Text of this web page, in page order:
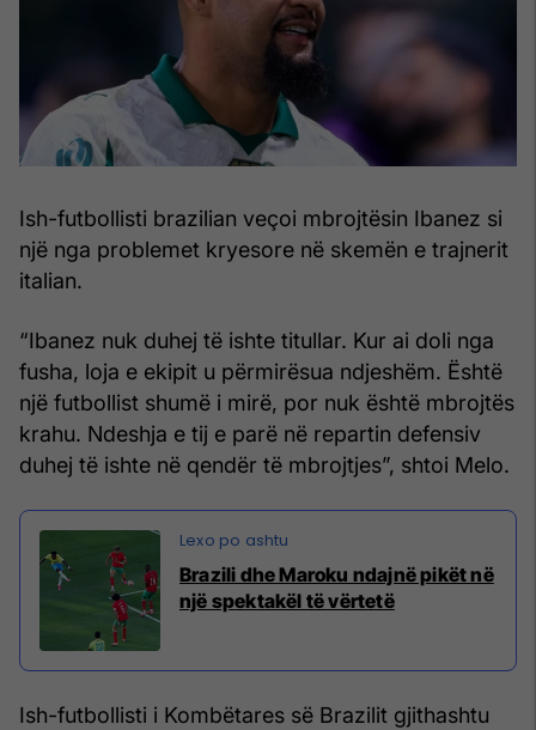
Ish-futbollisti brazilian veçoi mbrojtësin Ibanez si
një nga problemet kryesore në skemën e trajnerit
italian.
“Ibanez nuk duhej të ishte titullar. Kur ai doli nga
fusha, loja e ekipit u përmirësua ndjeshëm. Është
një futbollist shumë i mirë, por nuk është mbrojtës
krahu. Ndeshja e tij e parë në repartin defensiv
duhej të ishte në qendër të mbrojtjes”, shtoi Melo.
Brazili dhe Maroku ndajnë pikët në
një spektakël të vërtetë
Ish-futbollisti i Kombëtares së Brazilit gjithashtu